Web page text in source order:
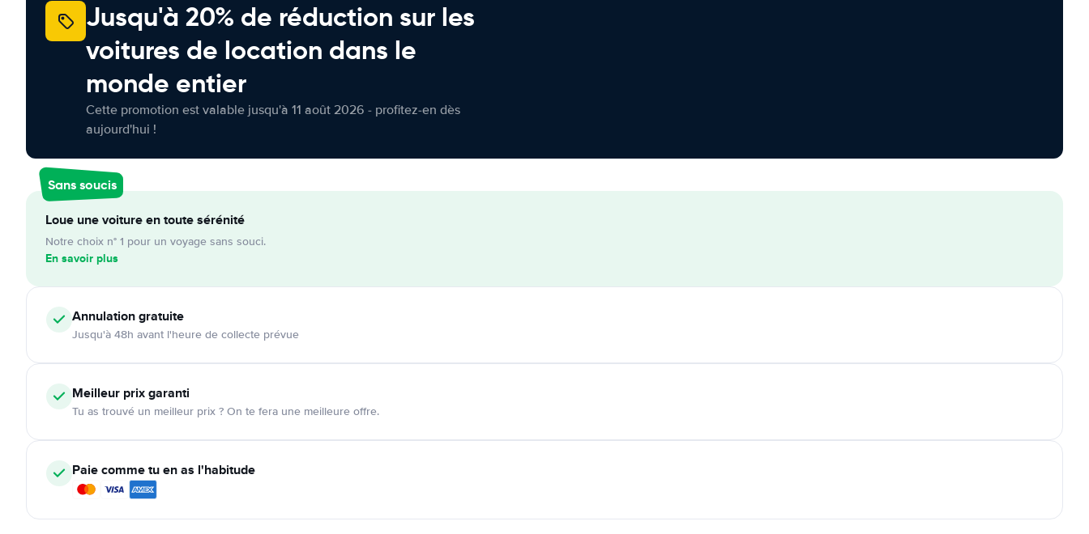
Jusqu'à 20% de réduction sur les
voitures de location dans le
monde entier
Cette promotion est valable jusqu'à 11 août 2026 - profitez-en dès
aujourd'hui !
Sans soucis
Loue une voiture en toute sérénité
Notre choix n° 1 pour un voyage sans souci.
En savoir plus
Annulationgratuite
Jusqu'à 48h avant l'heure de collecte prévue
Meilleur prix garanti
Tu as trouvé un meilleur prix ? On te fera une meilleure offre.
Paie comme tu en as l'habitude